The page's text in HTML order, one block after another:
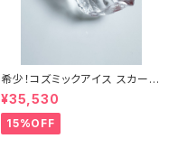
希少！コズミックアイス スカーレ
ットシフトICESC-2/シエラ産ア
ンダラクリスタル
¥35,530
15%OFF